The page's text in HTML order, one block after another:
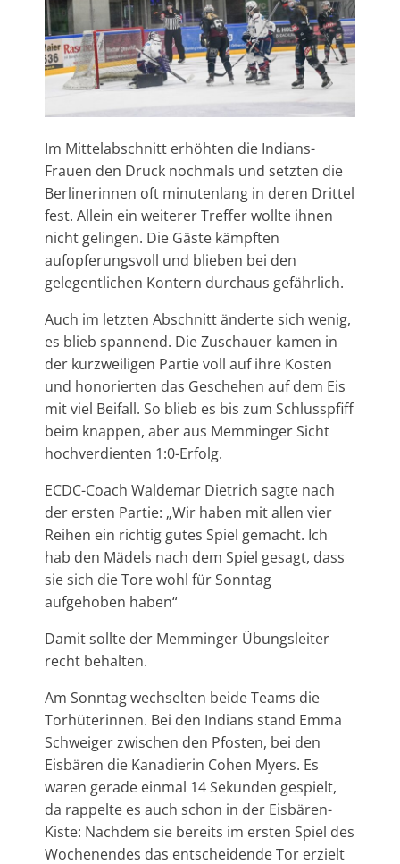
Im Mittelabschnitt erhöhten die Indians-
Frauen den Druck nochmals und setzten die
Berlinerinnen oft minutenlang in deren Drittel
fest. Allein ein weiterer Treffer wollte ihnen
nicht gelingen. Die Gäste kämpften
aufopferungsvoll und blieben bei den
gelegentlichen Kontern durchaus gefährlich.
Auch im letzten Abschnitt änderte sich wenig,
es blieb spannend. Die Zuschauer kamen in
der kurzweiligen Partie voll auf ihre Kosten
und honorierten das Geschehen auf dem Eis
mit viel Beifall. So blieb es bis zum Schlusspfiff
beim knappen, aber aus Memminger Sicht
hochverdienten 1:0-Erfolg.
ECDC-Coach Waldemar Dietrich sagte nach
der ersten Partie: „Wir haben mit allen vier
Reihen ein richtig gutes Spiel gemacht. Ich
hab den Mädels nach dem Spiel gesagt, dass
sie sich die Tore wohl für Sonntag
aufgehoben haben“
Damit sollte der Memminger Übungsleiter
recht behalten.
Am Sonntag wechselten beide Teams die
Torhüterinnen. Bei den Indians stand Emma
Schweiger zwischen den Pfosten, bei den
Eisbären die Kanadierin Cohen Myers. Es
waren gerade einmal 14 Sekunden gespielt,
da rappelte es auch schon in der Eisbären-
Kiste: Nachdem sie bereits im ersten Spiel des
Wochenendes das entscheidende Tor erzielt